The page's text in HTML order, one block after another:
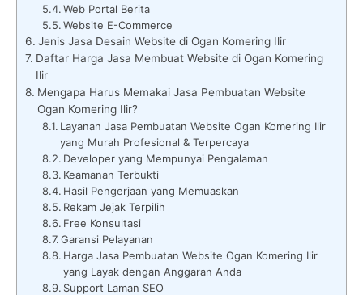
Web Portal Berita
Website E-Commerce
Jenis Jasa Desain Website di Ogan Komering Ilir
Daftar Harga Jasa Membuat Website di Ogan Komering
Ilir
Mengapa Harus Memakai Jasa Pembuatan Website
Ogan Komering Ilir?
Layanan Jasa Pembuatan Website Ogan Komering Ilir
yang Murah Profesional & Terpercaya
Developer yang Mempunyai Pengalaman
Keamanan Terbukti
Hasil Pengerjaan yang Memuaskan
Rekam Jejak Terpilih
Free Konsultasi
Garansi Pelayanan
Harga Jasa Pembuatan Website Ogan Komering Ilir
yang Layak dengan Anggaran Anda
Support Laman SEO